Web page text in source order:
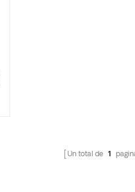
Un total de 1